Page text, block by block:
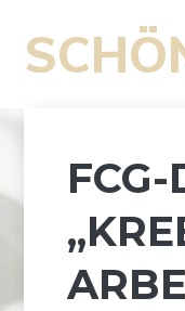
Inhalt
springen